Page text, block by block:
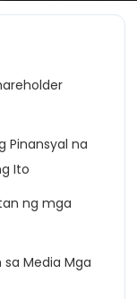
Pinansyal na
Ito
ng mga
Media Mga